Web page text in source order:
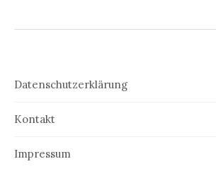
Datenschutzerklärung
Kontakt
Impressum